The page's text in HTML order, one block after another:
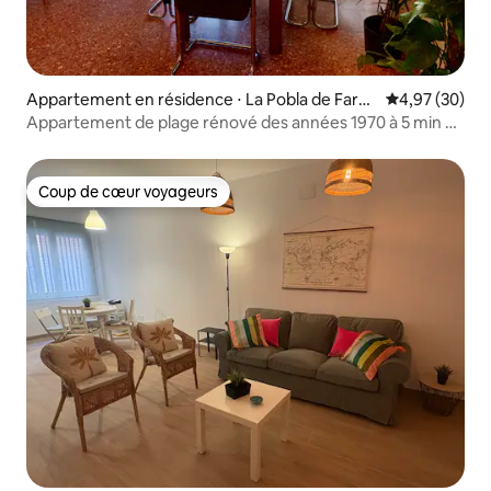
Appartement en résidence ⋅ La Pobla de Farna
ls
Évaluation
4,97 (30)
Appartement de plage rénové des années 1970 à 5 min de
Coup de cœur voyageurs
Coup de cœur voyageurs